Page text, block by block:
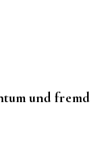
und fremd